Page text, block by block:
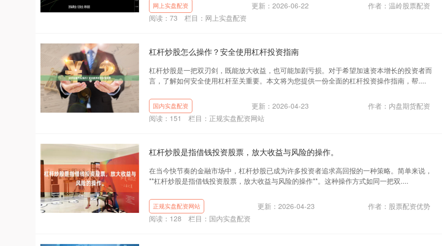
网上实盘配资 更新：2026-06-22
作者：温岭股票配资
阅读： 73 栏目： 网上实盘配资
杠杆炒股怎么操作？安全使用杠杆投资指南
杠杆炒股是一把双刃剑，既能放大收益，也可能加剧亏损。对于希望加速资本增长的投资者而
言，了解如何安全使用杠杆至关重要。本文将为您提供一份全面的杠杆投资操作指南，帮....
国内实盘配资 更新：2026-04-23
作者：内盘期货配资
阅读： 151 栏目： 正规实盘配资网站
杠杆炒股是指借钱投资股票，放大收益与风险的操作。
在当今快节奏的金融市场中，杠杆炒股已成为许多投资者追求高回报的一种策略。简单来说，
**杠杆炒股是指借钱投资股票，放大收益与风险的操作**。这种操作方式如同一把双....
正规实盘配资网站 更新：2026-04-23
作者：股票配资优势
阅读： 128 栏目： 国内实盘配资